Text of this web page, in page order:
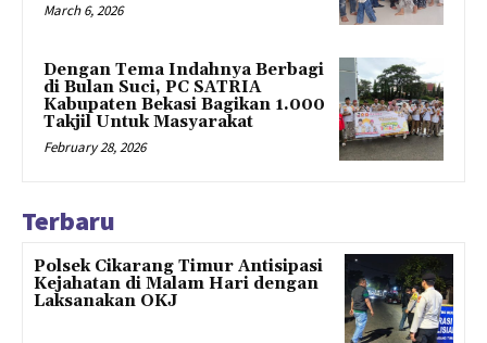
March 6, 2026
Dengan Tema Indahnya Berbagi
di Bulan Suci, PC SATRIA
Kabupaten Bekasi Bagikan 1.000
Takjil Untuk Masyarakat
February 28, 2026
Terbaru
Polsek Cikarang Timur Antisipasi
Kejahatan di Malam Hari dengan
Laksanakan OKJ